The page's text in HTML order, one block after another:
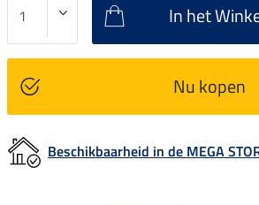
In het
Nu kopen
Beschikbaarheid in de MEGA